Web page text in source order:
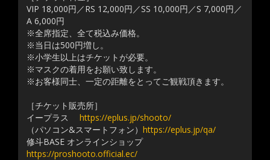
VIP 18,000円／RS 12,000円／SS 10,000円／S 7,000円／
A 6,000円
※全席指定、全て税込み価格。
※当日は500円増し。
※小学生以上はチケットが必要。
※マスクの着用をお願い致します。
※お客様同士、一定の距離をとってご観戦頂きます。
［チケット販売所］
イープラス https://eplus.jp/shooto/
（パソコン&スマートフォン） https://eplus.jp/qa/
修斗BASE オンラインショップ
https://proshooto.official.ec/